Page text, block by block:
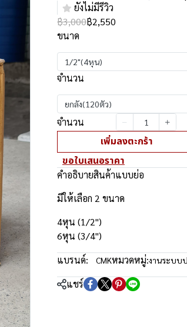
ยังไม่มีรีวิว
฿3,000฿2,550
ขนาด
1/2"(4หุน)
จำนวน
ยกลัง(120ตัว)
จำนวน
เพิ่มลงตะกร้า
ขอใบเสนอราคา
คำอธิบายสินค้าแบบย่อ
มีให้เลือก 2 ขนาด
4หุน (1/2")
6หุน (3/4")
แบรนด์:
CMKหมวดหมู่:งานระบบ
แชร์